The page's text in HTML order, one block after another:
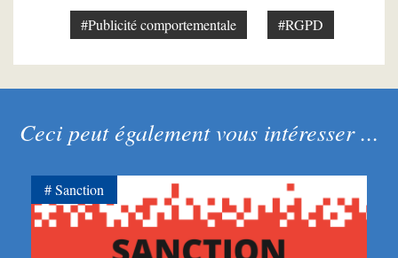
#Publicité comportementale #RGPD
Ceci peut également vous intéresser ...
Sanction